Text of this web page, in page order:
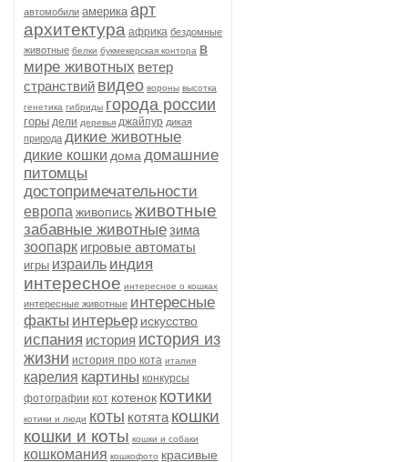
автомобили америка арт
архитектура африка бездомные
животные белки букмекерская контора в
мире животных ветер
странствий видео вороны высотка
генетика гибриды города россии
горы дели деревья джайпур дикая
природа дикие животные
дикие кошки дома домашние
питомцы
достопримечательности
европа живописьживотные
забавные животныезима
зоопарк игровые автоматы
игры израиль индия
интересное интересное о кошках
интересные животные интересные
факты интерьер искусство
испания история история из
жизни история про кота италия
карелия картины конкурсы
фотографии кот котенок котики
котики и люди коты котята кошки
кошки и коты кошки и собаки
кошкомания кошкофото красивые